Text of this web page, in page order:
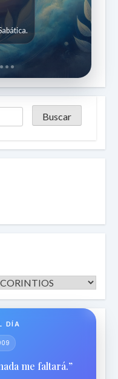
años.
DÍA
me faltará.”